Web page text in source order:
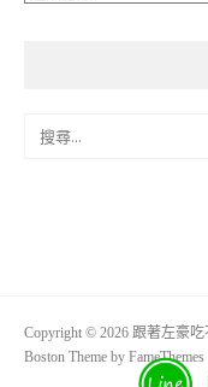
Copyright © 2026 跟著左豪吃
Boston Theme by FameThemes